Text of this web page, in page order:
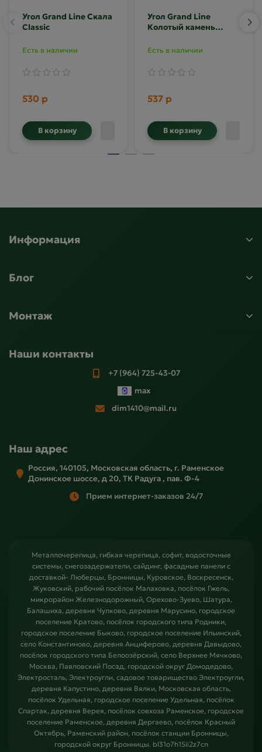
Угол Grand Line Скала
Classic
Есть в наличии
530 р
В корзину
Угол Grand Line
Колотый камень
Есть в наличии
537 р
В корзину
Информация
Блог
Монтаж
Наши контакты
+7 (964) 725-43-07
max
dim1410@mail.ru
Наш адрес
Россия, 140105, Московская область, г. Раменское
Донинское шоссе, д 20, ТК Радуга , пав. Ф-4
Прием интернет-заказов 24/7
Металлочерепица, гибкая черепица, софит, водосточные
системы, снегозадержатели, сайдинг, фасадные панели с
доставкой- Люберцы, Бронницы, Куровское, Воскресенск,
Жуковский, рабочий посёлок Малаховка, посёлок Гжель,
микрорайон Железнодорожный, Орехово-Зуево, Шатура,
Балашиха, деревня Чулково, деревня Марусино, городское
поселение Кратово, посёлок городского типа Родники,
городское поселение Быково, городское поселение Ильинский,
село Константиново, деревня Анциферово, деревня Давыдово,
посёлок городского типа Белоозёрский, село Верхнее Мячково,
Москва, Павловский Посад, городской округ Домодедово,
Электросталь, Электроугли, садовое товарищество Электроугли,
деревня Капустино, деревня Вялки, Московская область,
посёлок Удельная, городское поселение Удельная, посёлок
Спартак, деревня Верея, посёлок совхоза Раменское, городское
поселение Раменское, деревня Дергаево, посёлок Красный
Октябрь, Раменский район, посёлок станции Бронницы,
городской округ Бронницы. bl31o7h15ii2z7cn